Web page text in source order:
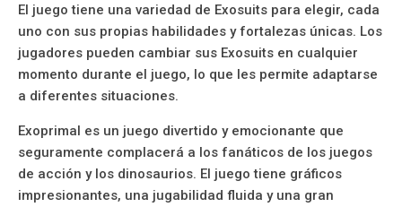
El juego tiene una variedad de Exosuits para elegir, cada
uno con sus propias habilidades y fortalezas únicas. Los
jugadores pueden cambiar sus Exosuits en cualquier
momento durante el juego, lo que les permite adaptarse
a diferentes situaciones.
Exoprimal es un juego divertido y emocionante que
seguramente complacerá a los fanáticos de los juegos
de acción y los dinosaurios. El juego tiene gráficos
impresionantes, una jugabilidad fluida y una gran